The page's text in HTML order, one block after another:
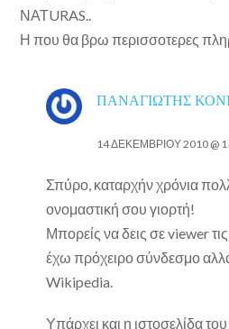
ΝΑΤURAS..
Η που θα βρω περισσοτερες
ΠΑΝΑΓΙΏΤΗΣ
14 ΔΕΚΕΜΒΡΊΟΥ 2010 @
Σπύρο, καταρχήν χρόνια
ονομαστική σου γιορτή!
Μπορείς να δεις σε viewer
έχω πρόχειρο σύνδεσμο
Wikipedia.
Υπάρχει και η ιστοσελίδα